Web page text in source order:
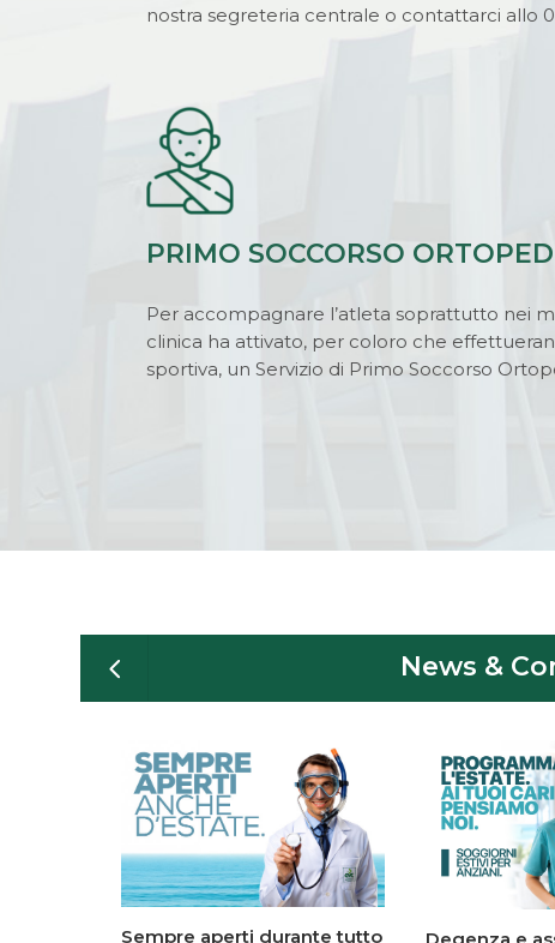
nostra segreteria centrale o contattarci allo
PRIMO SOCCORSO
Per accompagnare l’atleta soprattutto nei
clinica ha attivato, per coloro che
sportiva, un Servizio di Primo Soccorso
News &
Sempre aperti durante tutto